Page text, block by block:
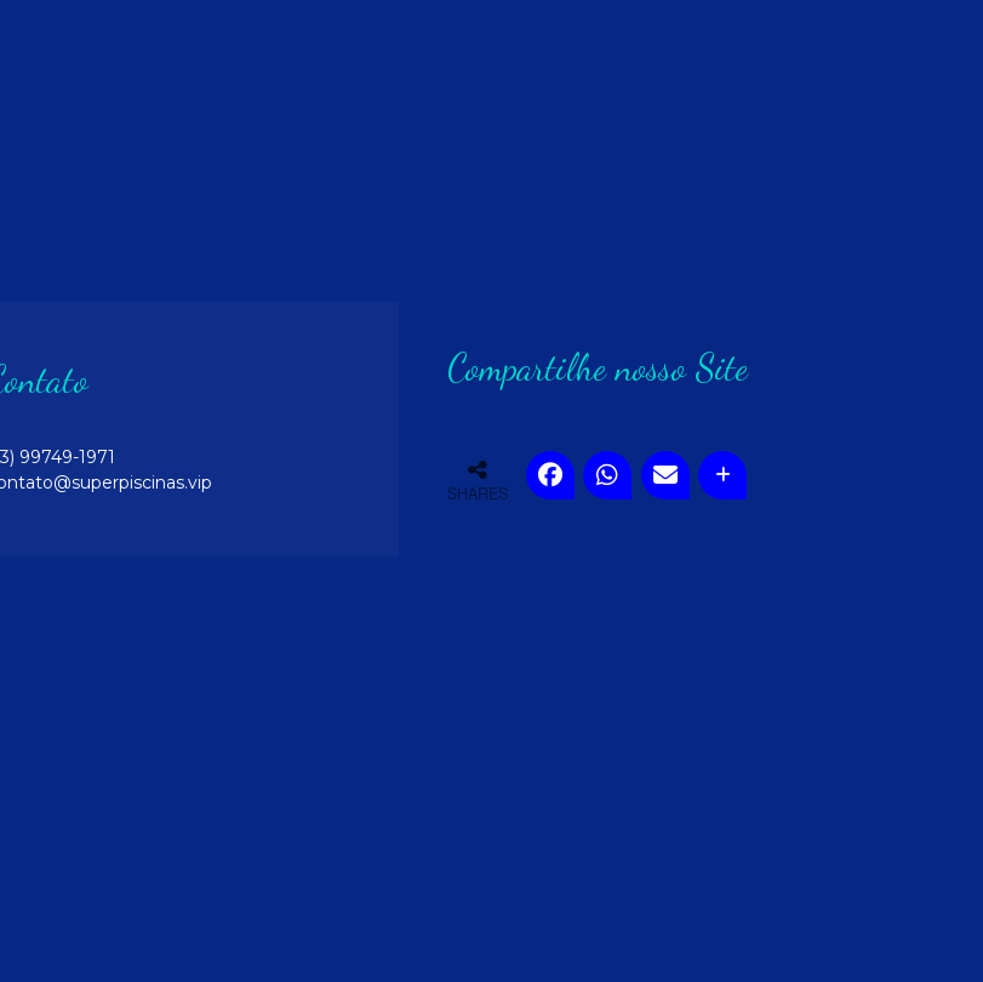
99749-1971
Compartilhe nosso Site
SHARES